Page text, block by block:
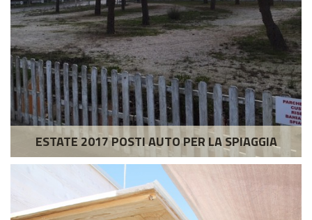
ESTATE 2017 POSTI AUTO PER LA SPIAGGIA